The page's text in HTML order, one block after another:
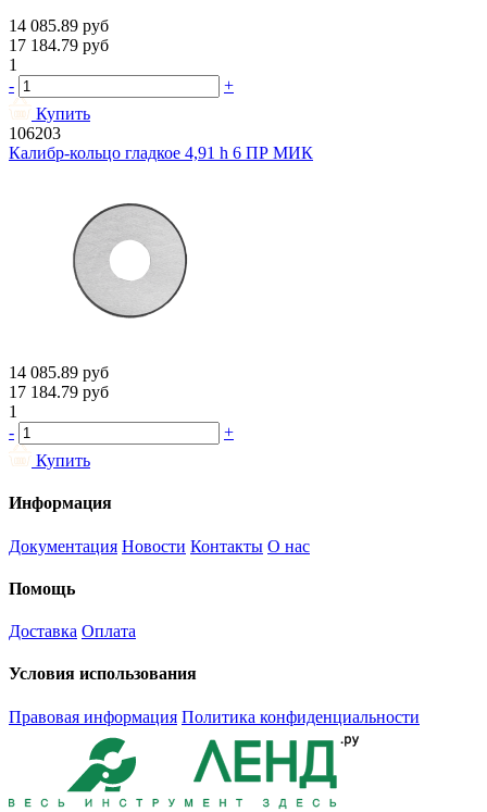
14 085.89 руб
17 184.79 руб
1
-
+
Купить
106203
Калибр-кольцо гладкое 4,91 h 6 ПР МИК
14 085.89 руб
17 184.79 руб
1
-
+
Купить
Информация
Документация Новости Контакты О нас
Помощь
Доставка Оплата
Условия использования
Правовая информация Политика конфиденциальности